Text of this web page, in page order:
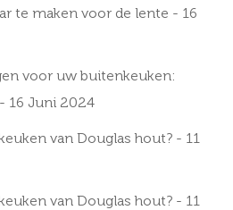
te maken voor de lente - 16
voor uw buitenkeuken:
- 16 Juni 2024
van Douglas hout? - 11
van Douglas hout? - 11